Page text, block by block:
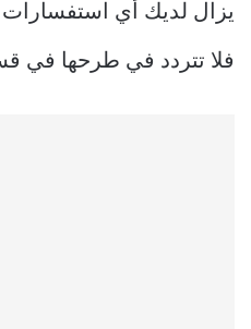
يزال لديك أي
فلا تتردد في طرحها في